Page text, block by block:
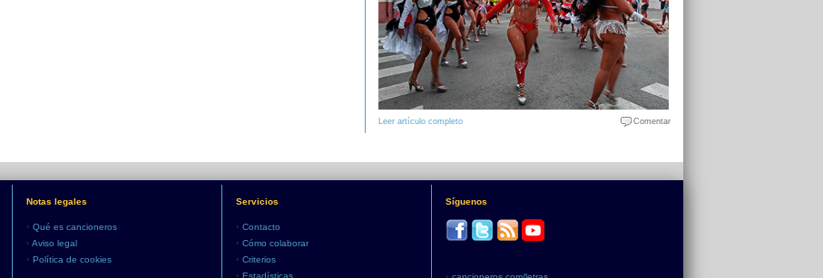
Leer artículo completo Comentar
Notas legales
• Qué es cancioneros
• Aviso legal
• Política de cookies
Servicios
• Contacto
• Cómo colaborar
• Criterios
• Estadísticas
Síguenos